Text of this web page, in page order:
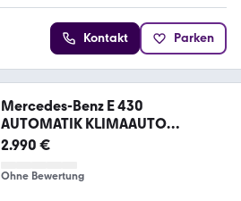
Kontakt Parken
Mercedes-Benz E 430
AUTOMATIK KLIMAAUTO
TEMPOMAT AHK ALU
2.990 €
Ohne Bewertung